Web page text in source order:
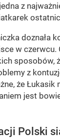
z
doznała
w czerwcu.
sposobów,
z
że Łukasik
jest
Polski